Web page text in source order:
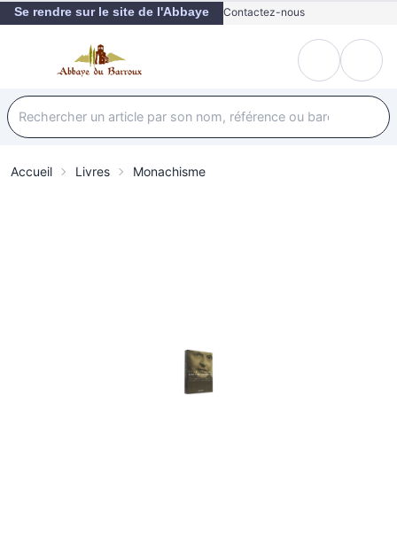
Se rendre sur le site de l'Abbaye Contactez-nous
Accueil Livres Monachisme